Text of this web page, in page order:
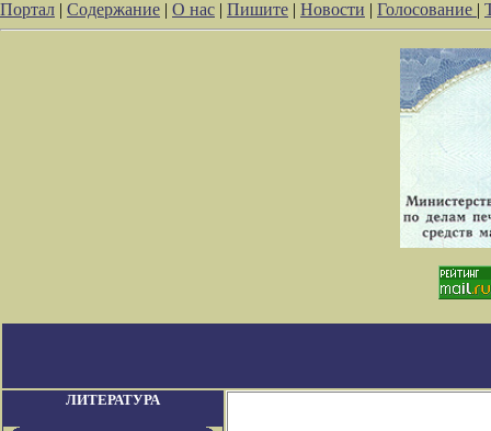
Портал | Содержание | О нас | Пишите | Новости | Голосование |
ЛИТЕРАТУРА